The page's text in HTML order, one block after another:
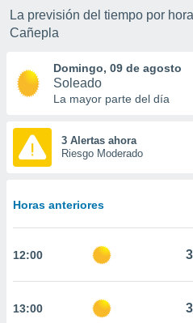
las
forma
contenido
coste.
botón
a la
ACEPTAR
CONTINUAR
La previsión del tiempo por
Cañepla
Domingo, 09 de agosto
Soleado
La mayor parte del día
3 Alertas ahora
Riesgo Moderado
Horas anteriores
12:00
13:00